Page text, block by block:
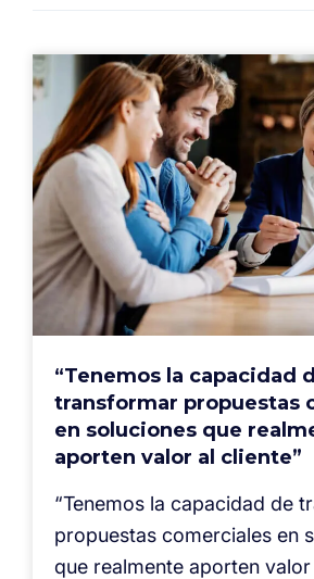
“Tenemos la capacidad
transformar propuestas
en soluciones que
aporten valor al cliente”
“Tenemos la capacidad de
propuestas comerciales en
que realmente aporten